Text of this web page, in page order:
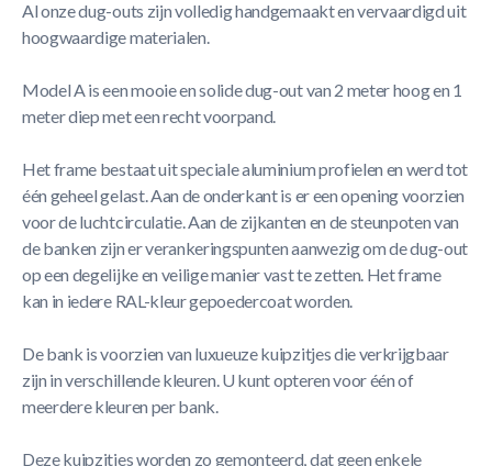
Al onze dug-outs zijn volledig handgemaakt en vervaardigd uit
hoogwaardige materialen.
Model A is een mooie en solide dug-out van 2 meter hoog en 1
meter diep met een recht voorpand.
Het frame bestaat uit speciale aluminium profielen en werd tot
één geheel gelast. Aan de onderkant is er een opening voorzien
voor de luchtcirculatie. Aan de zijkanten en de steunpoten van
de banken zijn er verankeringspunten aanwezig om de dug-out
op een degelijke en veilige manier vast te zetten. Het frame
kan in iedere RAL-kleur gepoedercoat worden.
De bank is voorzien van luxueuze kuipzitjes die verkrijgbaar
zijn in verschillende kleuren. U kunt opteren voor één of
meerdere kleuren per bank.
Deze kuipzitjes worden zo gemonteerd, dat geen enkele